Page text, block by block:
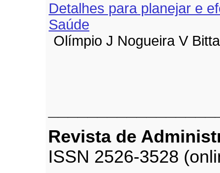
Detalhes para planejar e
Saúde
Olímpio J Nogueira V
Revista de
ISSN 2526-3528